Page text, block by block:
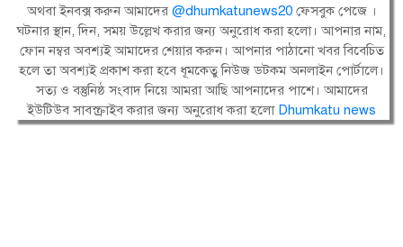
অথবা ইনবক্স করুন আমাদের@dhumkatunews20 ফেসবুক পেজে ।
ঘটনার স্থান, দিন, সময় উল্লেখ করার জন্য অনুরোধ করা হলো। আপনার নাম,
ফোন নম্বর অবশ্যই আমাদের শেয়ার করুন। আপনার পাঠানো খবর বিবেচিত
হলে তা অবশ্যই প্রকাশ করা হবে ধূমকেতু নিউজ ডটকম অনলাইন পোর্টালে।
সত্য ও বস্তুনিষ্ঠ সংবাদ নিয়ে আমরা আছি আপনাদের পাশে। আমাদের
ইউটিউব সাবস্ক্রাইব করার জন্য অনুরোধ করা হলো Dhumkatu news